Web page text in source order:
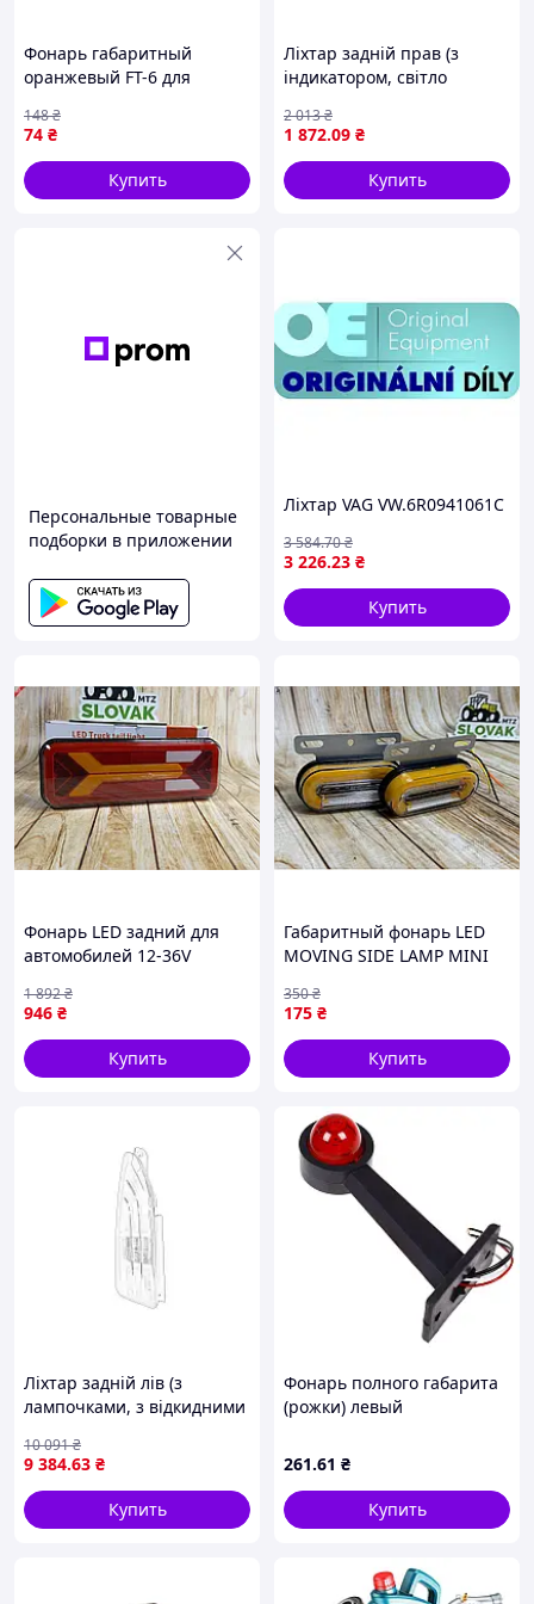
Фонарь габаритный
оранжевый FT-6 для
прицепов сигнализация
безопасности ночью
74 ₴
148₴
Купить
Ліхтар задній прав (з
індикатором, світло
заднього ходу, із стоп-
сигналом, паркувальні
вогні) MAN F9,
1 872.09 ₴
2 013₴
Купить
Персональные товарные
подборки в приложении
Ліхтар VAG VW.6R0941061C
3 226.23 ₴
3 584.70₴
Купить
Фонарь LED задний для
автомобилей 12-36V
плавным светом DRL IP67
946 ₴
1 892₴
Купить
Габаритный фонарь LED
MOVING SIDE LAMP MINI
прицепов и спецтехники
175 ₴
350₴
Купить
Ліхтар задній лів (з
лампочками, з відкидними
PARTNER III, RIFTER 03.18-
10.23 OE PEUGEOT
9819427380
9 384.63 ₴
10 091₴
Купить
Фонарь полного габарита
(рожки) левый
261.61 ₴
Купить